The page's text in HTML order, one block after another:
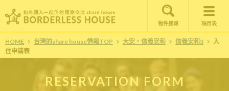
物件搜尋 項目表
HOME 台灣的share house情報TOP 大安・信義安和 信義安和3
入
住申請表
RESERVATION FORM